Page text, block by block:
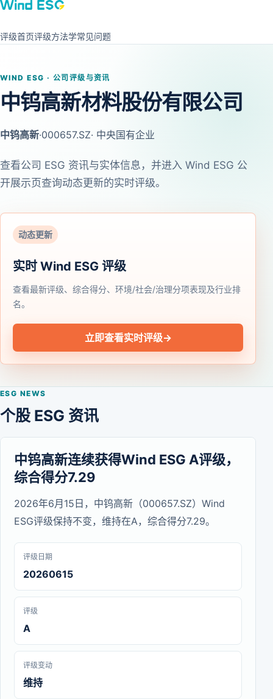
评级首页评级方法学常见问题
WIND ESG · 公司评级与资讯
中钨高新材料股份有限公司
中钨高新·000657.SZ· 中央国有企业
查看公司 ESG 资讯与实体信息，并进入 Wind ESG 公
开展示页查询动态更新的实时评级。
动态更新
实时 Wind ESG 评级
查看最新评级、综合得分、环境/社会/治理分项表现及行业排
名。
立即查看实时评级→
ESG NEWS
个股 ESG 资讯
中钨高新连续获得Wind ESG A评级，
综合得分7.29
2026年6月15日，中钨高新（000657.SZ）Wind
ESG评级保持不变，维持在A，综合得分7.29。
评级日期
20260615
评级
A
评级变动
维持